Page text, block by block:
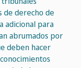
de derecho de
adicional para
abrumados por
deben hacer